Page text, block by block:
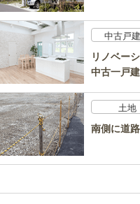
中古戸
リノベー
中古一戸
土地
南側に道